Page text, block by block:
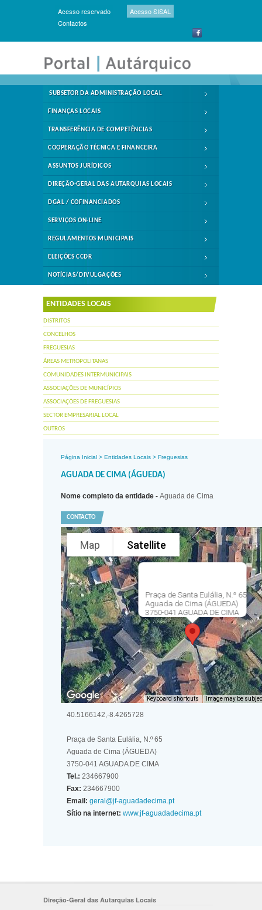
Acesso reservado
Acesso SISAL
Contactos
SUBSETOR DA ADMINISTRAÇÃO LOCAL
FINANÇAS LOCAIS
TRANSFERÊNCIA DE COMPETÊNCIAS
COOPERAÇÃO TÉCNICA E FINANCEIRA
ASSUNTOS JURÍDICOS
DIREÇÃO-GERAL DAS AUTARQUIAS LOCAIS
DGAL / COFINANCIADOS
SERVIÇOS ON-LINE
REGULAMENTOS MUNICIPAIS
ELEIÇÕES CCDR
NOTÍCIAS/DIVULGAÇÕES
ENTIDADES LOCAIS
DISTRITOS
CONCELHOS
FREGUESIAS
ÁREAS METROPOLITANAS
COMUNIDADES INTERMUNICIPAIS
ASSOCIAÇÕES DE MUNICÍPIOS
ASSOCIAÇÕES DE FREGUESIAS
SECTOR EMPRESARIAL LOCAL
OUTROS
Página Inicial > Entidades Locais > Freguesias
AGUADA DE CIMA (ÁGUEDA)
Nome completo da entidade - Aguada de Cima
CONTACTO
Praça de Santa Eulália, N.º 65
Aguada de Cima (ÁGUEDA)
3750-041 AGUADA DE CIMA
Map Satellite
Keyboard shortcuts Image may be
40.5166142,-8.4265728
Praça de Santa Eulália, N.º 65
Aguada de Cima (ÁGUEDA)
3750-041 AGUADA DE CIMA
Tel.: 234667900
Fax: 234667900
Email: geral@jf-aguadadecima.pt
Sítio na internet: www.jf-aguadadecima.pt
Direção-Geral das Autarquias Locais